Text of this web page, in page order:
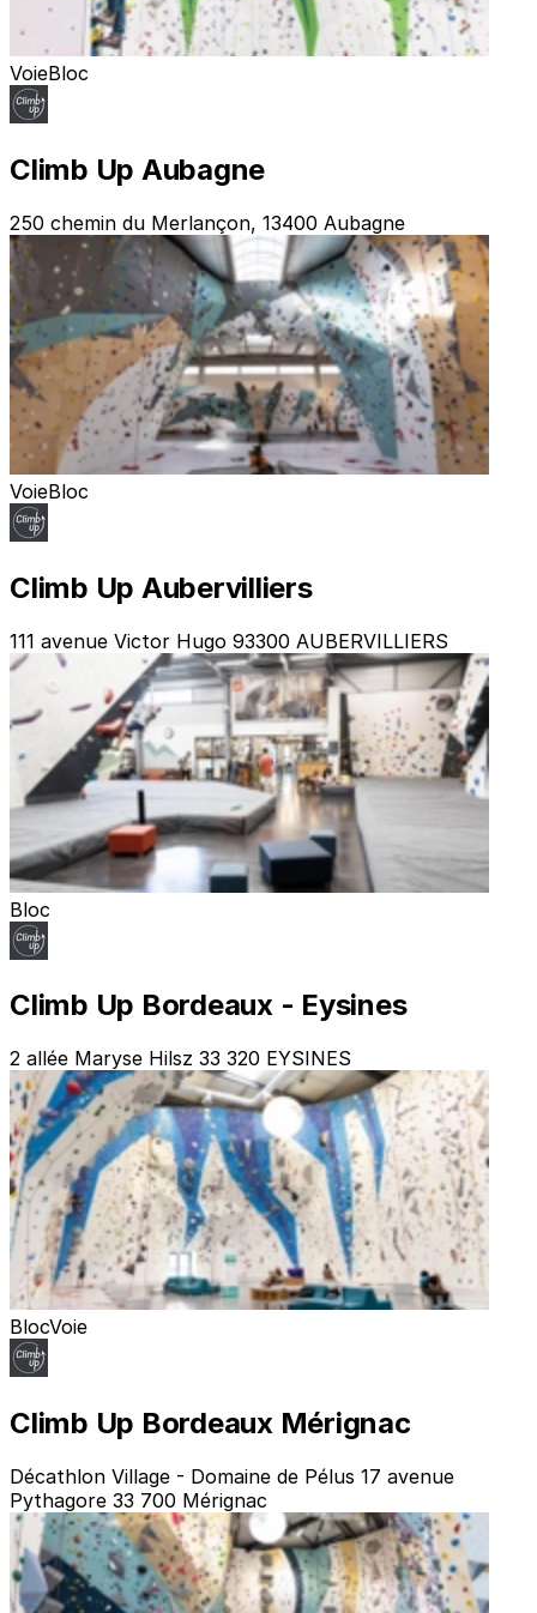
VoieBloc
Climb Up Aubagne
250 chemin du Merlançon, 13400 Aubagne
VoieBloc
Climb Up Aubervilliers
111 avenue Victor Hugo 93300 AUBERVILLIERS
Bloc
Climb Up Bordeaux - Eysines
2 allée Maryse Hilsz 33 320 EYSINES
BlocVoie
Climb Up Bordeaux Mérignac
Décathlon Village - Domaine de Pélus 17 avenue
Pythagore 33 700 Mérignac